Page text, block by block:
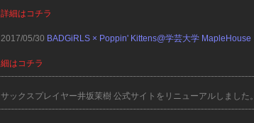
詳細はコチラ
2017/05/30 BADGiRLS × Poppin' Kittens@学芸大学 MapleHouse
細はコチラ
サックスプレイヤー井坂茉樹 公式サイトをリニューアルしました。